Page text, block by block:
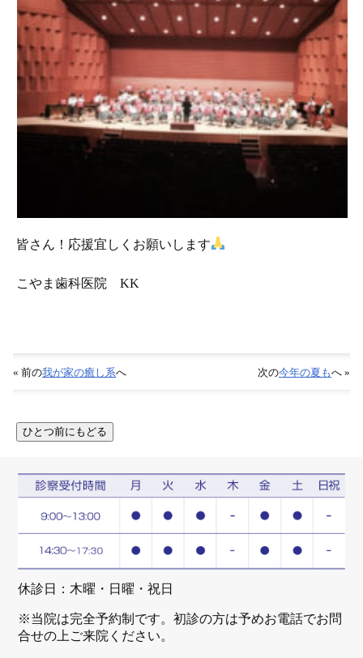
皆さん！応援宜しくお願いします
こやま歯科医院 KK
« 前の我が家の癒し系へ 次の今年の夏もへ »
休診日：木曜・日曜・祝日
※当院は完全予約制です。初診の方は予めお電話でお問
合せの上ご来院ください。